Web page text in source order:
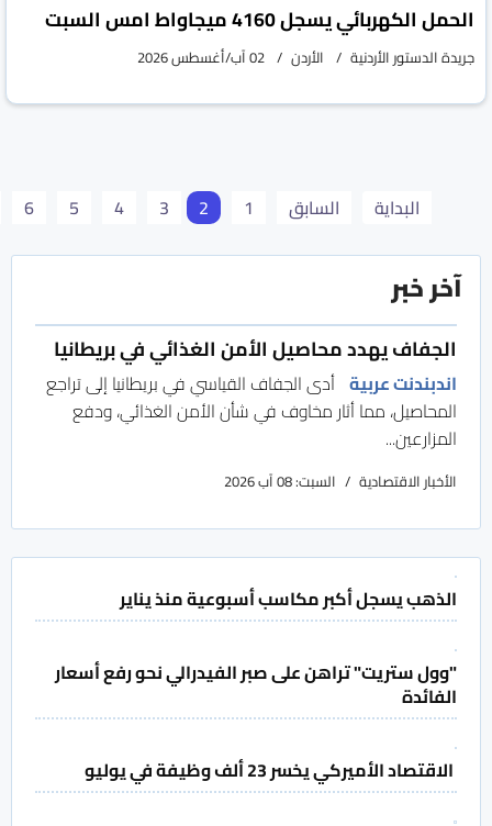
الحمل الكهربائي يسجل 4160 ميجاواط امس السبت
جريدة الدستور الأردنية الأردن 02 آب/أغسطس 2026
البداية السابق 1
2
3
4
5
6
آخر خبر
الجفاف يهدد محاصيل الأمن الغذائي في بريطانيا
اندبندنت عربية أدى الجفاف القياسي في بريطانيا إلى تراجع
المحاصيل، مما أثار مخاوف في شأن الأمن الغذائي، ودفع
المزارعين...
الأخبار الاقتصادية السبت: 08 آب 2026
الذهب يسجل أكبر مكاسب أسبوعية منذ يناير
"وول ستريت" تراهن على صبر الفيدرالي نحو رفع أسعار
الفائدة
الاقتصاد الأميركي يخسر 23 ألف وظيفة في يوليو